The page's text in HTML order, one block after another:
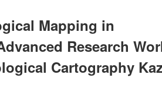
Mapping in
Research
Cartography